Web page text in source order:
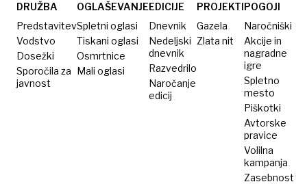
DRUŽBA
Predstavitev
Vodstvo
Dosežki
Sporočila za
javnost
OGLAŠEVANJE
Spletni oglasi
Tiskani oglasi
Osmrtnice
Mali oglasi
EDICIJE
Dnevnik
Nedeljski
dnevnik
Razvedrilo
Naročanje
edicij
PROJEKTI
Gazela
Zlata nit
POGOJI
Naročniški
Akcije in
nagradne
igre
Spletno
mesto
Piškotki
Avtorske
pravice
Volilna
kampanja
Zasebnost